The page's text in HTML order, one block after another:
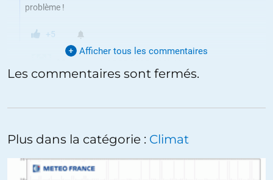
problème !
+5
Afficher tous les commentaires
Les commentaires sont fermés.
Plus dans la catégorie : Climat